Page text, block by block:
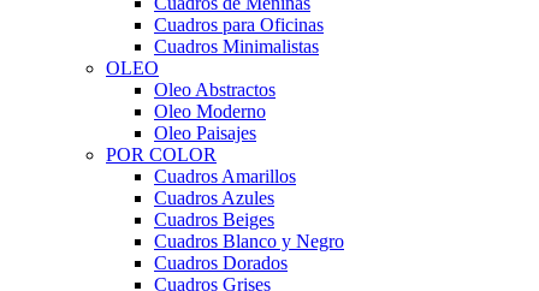
Cuadros para Oficinas
Cuadros Minimalistas
OLEO
Oleo Abstractos
Oleo Moderno
Oleo Paisajes
POR COLOR
Cuadros Amarillos
Cuadros Azules
Cuadros Beiges
Cuadros Blanco y Negro
Cuadros Dorados
Cuadros Grises